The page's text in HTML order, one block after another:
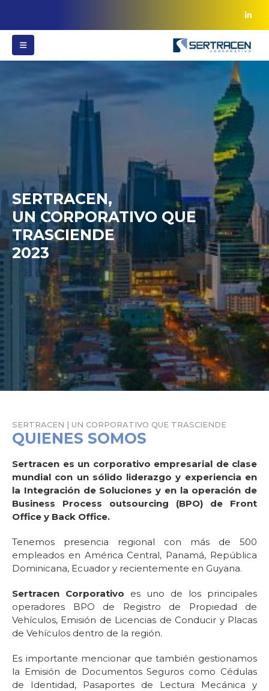
SERTRACEN,
UN CORPORATIVO QUE
TRASCIENDE
2023
SERTRACEN | UN CORPORATIVO QUE TRASCIENDE
QUIENES SOMOS
Sertracen es un corporativo empresarial de clase
mundial con un sólido liderazgo y experiencia en
la Integración de Soluciones y en la operación de
Business Process outsourcing (BPO) de Front
Office y Back Office.
Tenemos presencia regional con más de 500
empleados en América Central, Panamá, República
Dominicana, Ecuador y recientemente en Guyana.
Sertracen Corporativo es uno de los principales
operadores BPO de Registro de Propiedad de
Vehículos, Emisión de Licencias de Conducir y Placas
de Vehículos dentro de la región.
Es importante mencionar que también gestionamos
la Emisión de Documentos Seguros como Cédulas
de Identidad, Pasaportes de Lectura Mecánica y